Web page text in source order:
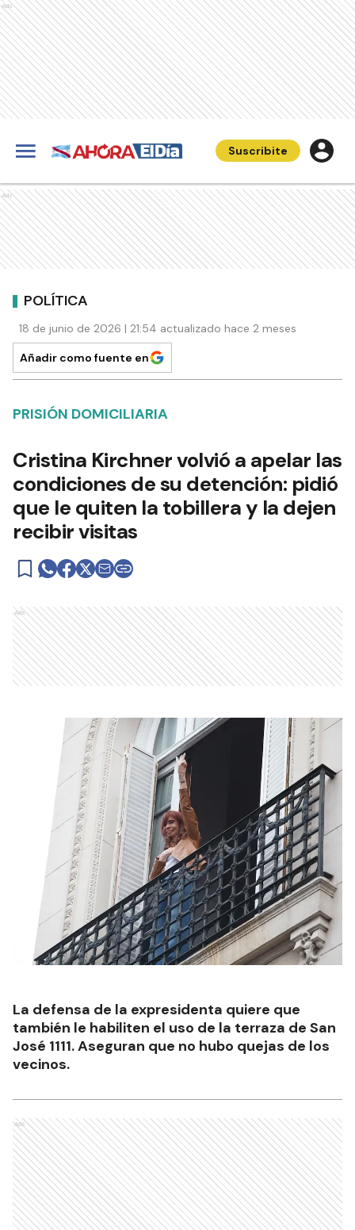
Ads
Suscribite
Ads
POLÍTICA
18 de junio de 2026 | 21:54 actualizado hace 2 meses
Añadir como fuente en
PRISIÓN DOMICILIARIA
Cristina Kirchner volvió a apelar las
condiciones de su detención: pidió
que le quiten la tobillera y la dejen
recibir visitas
Ads
La defensa de la expresidenta quiere que
también le habiliten el uso de la terraza de San
José 1111. Aseguran que no hubo quejas de los
vecinos.
Ads